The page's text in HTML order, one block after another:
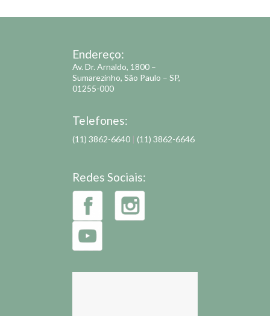
Endereço:
Av. Dr. Arnaldo, 1800 –
Sumarezinho, São Paulo – SP,
01255-000
Telefones:
(11) 3862-6640 | (11) 3862-6646
Redes Sociais: